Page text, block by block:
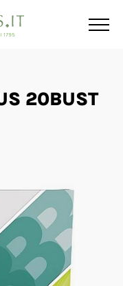
20BUST